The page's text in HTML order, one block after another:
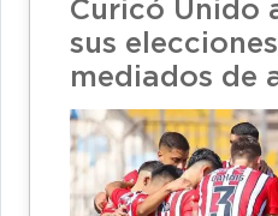
Curicó Unido
sus
mediados de